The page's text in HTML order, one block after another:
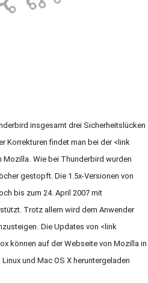
insgesamt drei Sicherheitslücken
Korrekturen findet man bei der <link
Mozilla. Wie bei Thunderbird wurden
gestopft. Die 1.5x-Versionen von
bis zum 24. April 2007 mit
Trotz allem wird dem Anwender
Die Updates von <link
können auf der Webseite von Mozilla in
und Mac OS X heruntergeladen